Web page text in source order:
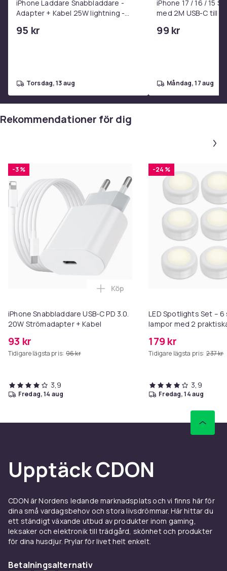
iPhone Laddare Snabbladdare -
Adapter + Kabel 25W lightning -
95 kr
torsdag, 13 aug
iPhone 17 / 16 / 15
med 2M USB-C till
99 kr
måndag, 17 aug
Rekommendationer för dig
-3 %
iPhone Snabbladdare USB-C PD 3.0.
20W Strömadapter + Kabel
93 kr
Tidigare lägsta pris: 96 kr
Lägg till iPhone Snabbladdare
Köp
3,9
fredag, 14 aug
-24 %
LED Spotlights Set –
lampor med 2
179 kr
Tidigare lägsta pris: 237 kr
3,9
fredag, 14 aug
Upptäck CDON
CDON är Nordens ledande marknadsplats och vi finns här för
dina små vardagsbehov och stora livsdrömmar. Här hittar du
ett ständigt växande utbud av produkter inom gaming,
leksaker och elektronik till trädgård, skönhet och produkter
för dina husdjur. Prylar för livet helt enkelt.
Betalningsalternativ